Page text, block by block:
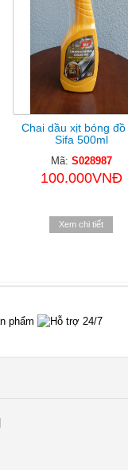
Chai dầu xịt bóng đồ
Sifa 500ml
Mã: S028987
100.000VNĐ
Xem chi tiết